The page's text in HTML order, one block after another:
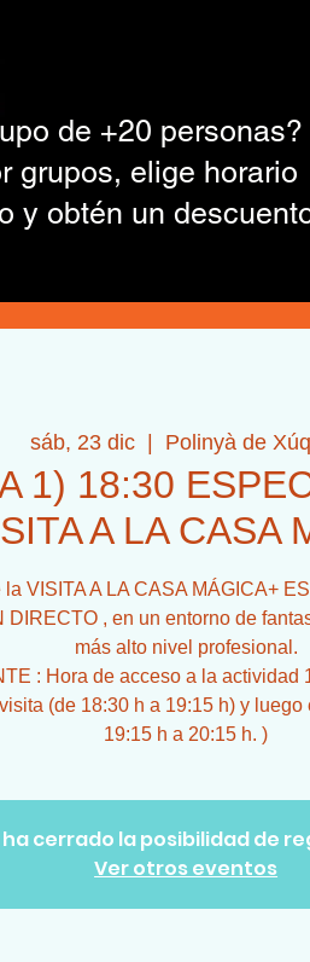
de +20 personas?
grupos, elige horario
y obtén un
sáb, 23 dic
  |
Polinyà de
1) 18:30
A LA CASA
la VISITA A LA CASA MÁGICA+
DIRECTO , en un entorno de
más alto nivel profesional.
: Hora de acceso a la actividad
(de 18:30 h a 19:15 h) y
19:15 h a 20:15 h. )
ha cerrado la posibilidad de
Ver otros eventos